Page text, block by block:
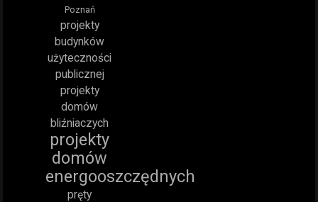
Poznań
projekty
budynków
użyteczności
publicznej
projekty
domów
bliźniaczych
projekty
domów
energooszczędnych
pręty